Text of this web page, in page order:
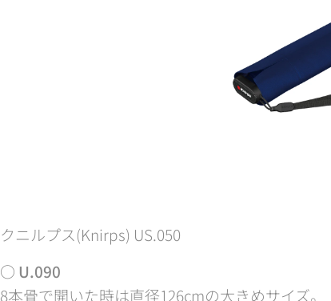
クニルプス(Knirps) US.050
○ U.090
8本骨で開いた時は直径126cmの大きめサイズ。